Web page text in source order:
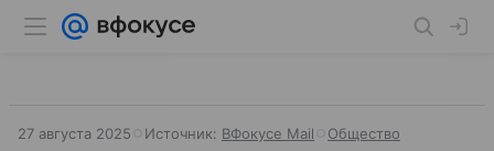
27 августа 2025 Источник: ВФокусе Mail Общество